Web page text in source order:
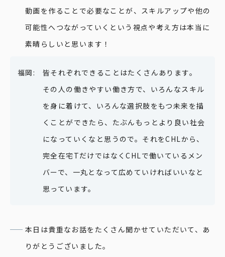
動画を作ることで必要なことが、スキルアップや他の
可能性へつながっていくという視点や考え方は本当に
素晴らしいと思います！
皆それぞれできることはたくさんあります。
その人の働きやすい働き方で、いろんなスキル
を身に着けて、いろんな選択肢をもつ未来を描
くことができたら、たぶんもっとより良い社会
になっていくなと思うので。それをCHLから、
完全在宅TだけではなくCHLで働いているメン
バーで、一丸となって広めていければいいなと
思っています。
本日は貴重なお話をたくさん聞かせていただいて、あ
りがとうございました。